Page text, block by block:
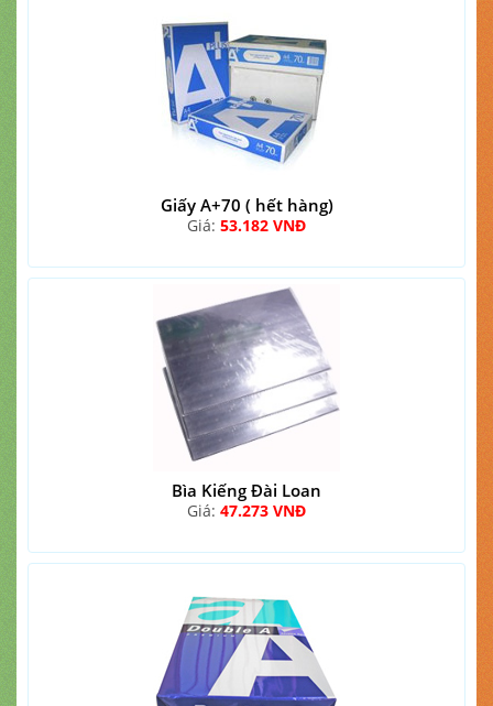
Giấy A+70 ( hết hàng)
Giá: 53.182 VNĐ
Bìa Kiếng Đài Loan
Giá: 47.273 VNĐ